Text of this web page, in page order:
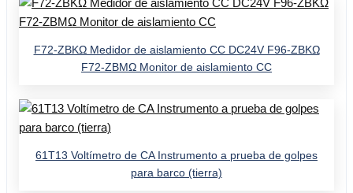
F72-ZBKΩ Medidor de aislamiento CC DC24V F96-ZBKΩ
F72-ZBMΩ Monitor de aislamiento CC
61T13 Voltímetro de CA Instrumento a prueba de golpes
para barco (tierra)